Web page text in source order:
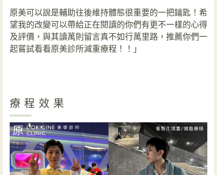
原美可以說是輔助往後維持體態很重要的一把鑰匙！希
望我的改變可以帶給正在閱讀的你們有更不一樣的心得
及評價，與其讀萬則留言真不如行萬里路，推薦你們一
起嘗試看看原美診所減重療程！！」
療程效果